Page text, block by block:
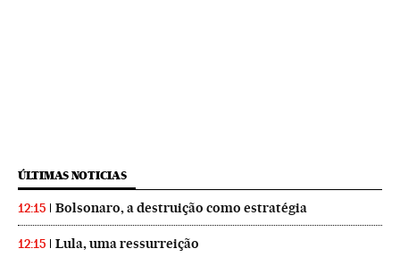
ÚLTIMAS NOTICIAS
12:15 Bolsonaro, a destruição como estratégia
12:15 Lula, uma ressurreição